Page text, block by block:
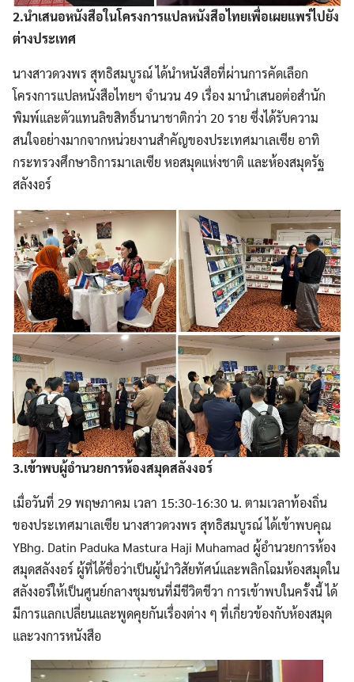
2.นำเสนอหนังสือในโครงการแปลหนังสือไทยเพื่อเผยแพร่ไปยัง
ต่างประเทศ
นางสาวดวงพร สุทธิสมบูรณ์ ได้นำหนังสือที่ผ่านการคัดเลือก
โครงการแปลหนังสือไทยฯ จำนวน 49 เรื่อง มานำเสนอต่อสำนัก
พิมพ์และตัวแทนลิขสิทธิ์นานาชาติกว่า 20 ราย ซึ่งได้รับความ
สนใจอย่างมากจากหน่วยงานสำคัญของประเทศมาเลเซีย อาทิ
กระทรวงศึกษาธิการมาเลเซีย หอสมุดแห่งชาติ และห้องสมุดรัฐ
สลังงอร์
3.เข้าพบผู้อำนวยการห้องสมุดสลังงอร์
เมื่อวันที่ 29 พฤษภาคม เวลา 15:30-16:30 น. ตามเวลาท้องถิ่น
ของประเทศมาเลเซีย นางสาวดวงพร สุทธิสมบูรณ์ ได้เข้าพบคุณ
YBhg. Datin Paduka Mastura Haji Muhamad ผู้อำนวยการห้อง
สมุดสลังงอร์ ผู้ที่ได้ชื่อว่าเป็นผู้นำวิสัยทัศน์และพลิกโฉมห้องสมุดใน
สลังงอร์ให้เป็นศูนย์กลางชุมชนที่มีชีวิตชีวา การเข้าพบในครั้งนี้ ได้
มีการแลกเปลี่ยนและพูดคุยกันเรื่องต่าง ๆ ที่เกี่ยวข้องกับห้องสมุด
และวงการหนังสือ